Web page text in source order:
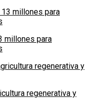
millones para
regenerativa y